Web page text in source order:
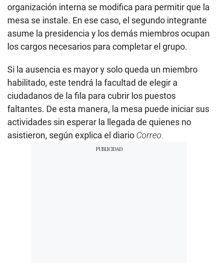
organización interna se modifica para permitir que la
mesa se instale. En ese caso, el segundo integrante
asume la presidencia y los demás miembros ocupan
los cargos necesarios para completar el grupo.
Si la ausencia es mayor y solo queda un miembro
habilitado, este tendrá la facultad de elegir a
ciudadanos de la fila para cubrir los puestos
faltantes. De esta manera, la mesa puede iniciar sus
actividades sin esperar la llegada de quienes no
asistieron, según explica el diario Correo.